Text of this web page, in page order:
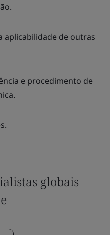
aplicabilidade de outras
e procedimento de
globais